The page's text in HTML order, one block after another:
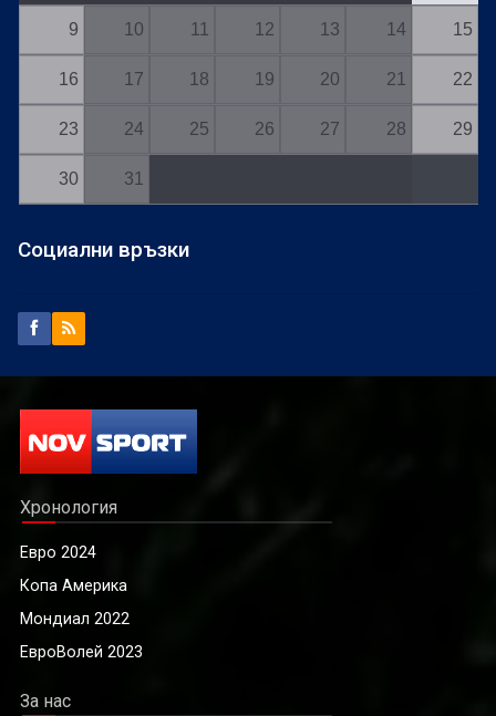
9 10 11 12 13 14 15
16 17 18 19 20 21 22
23 24 25 26 27 28 29
30 31
Социални връзки
Хронология
Евро 2024
Копа Америка
Мондиал 2022
ЕвроВолей 2023
За нас